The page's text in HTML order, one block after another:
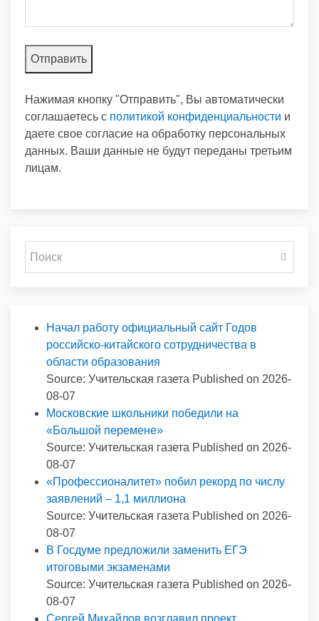
Нажимая кнопку "Отправить", Вы автоматически
соглашаетесь с политикой конфиденциальности и
даете свое согласие на обработку персональных
данных. Ваши данные не будут переданы третьим
лицам.
Начал работу официальный сайт Годов
российско-китайского сотрудничества в
области образования
Source: Учительская газета Published on 2026-
08-07
Московские школьники победили на
«Большой перемене»
Source: Учительская газета Published on 2026-
08-07
«Профессионалитет» побил рекорд по числу
заявлений – 1,1 миллиона
Source: Учительская газета Published on 2026-
08-07
В Госдуме предложили заменить ЕГЭ
итоговыми экзаменами
Source: Учительская газета Published on 2026-
08-07
Сергей Михайлов возглавил проект